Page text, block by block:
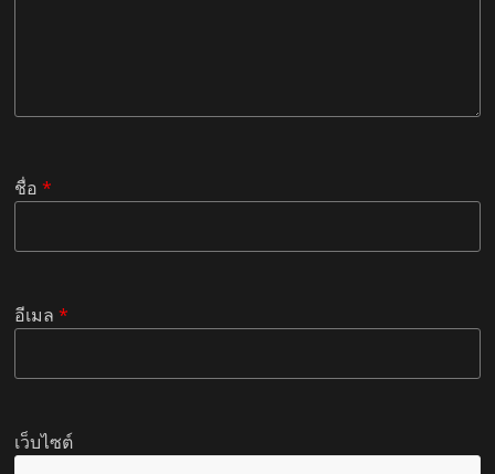
ชื่อ*
อีเมล*
เว็บไซต์